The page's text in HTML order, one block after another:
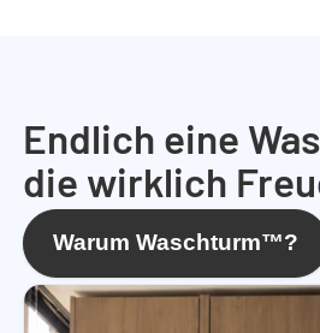
Endlich eine
die wirklich
Warum Waschturm™?